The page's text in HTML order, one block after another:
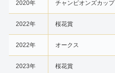
2020年 チャンピオンズカップ
2022年 桜花賞
2022年 オークス
2023年 桜花賞